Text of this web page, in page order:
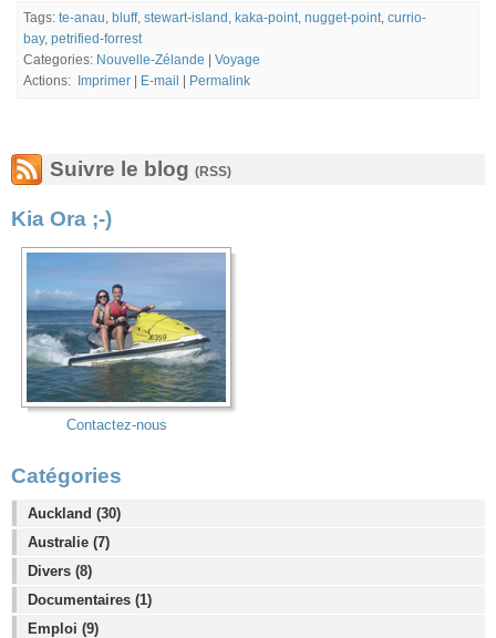
Suivre le blog (RSS)
Kia Ora ;-)
Contactez-nous
Catégories
Auckland (30)
Australie (7)
Divers (8)
Documentaires (1)
Emploi (9)
Tags: te-anau bluff, stewart-island kaka-point nugget-point currio-
bay, petrified-forrest
Categories: Nouvelle-Zélande
Voyage
Actions:
Imprimer E-mail Permalink